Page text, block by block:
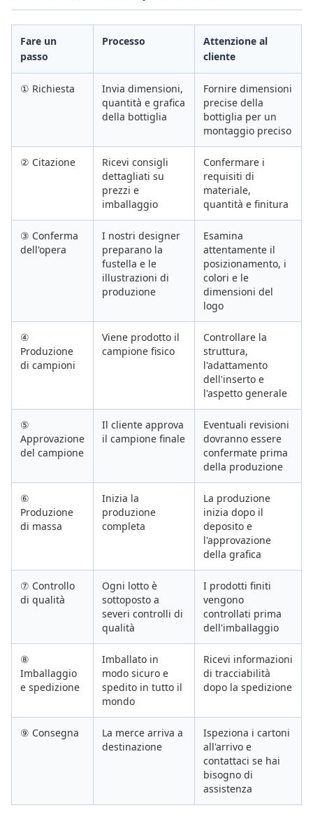
Fare un
passo
Processo
Attenzione al
cliente
① Richiesta
Invia dimensioni,
quantità e grafica
della bottiglia
Fornire dimensioni
precise della
bottiglia per un
montaggio preciso
② Citazione
Ricevi consigli
dettagliati su
prezzi e
imballaggio
Confermare i
requisiti di
materiale,
quantità e finitura
③ Conferma
dell'opera
I nostri designer
preparano la
fustella e le
illustrazioni di
produzione
Esamina
attentamente il
posizionamento, i
colori e le
dimensioni del
logo
④
Produzione
di campioni
Viene prodotto il
campione fisico
Controllare la
struttura,
l'adattamento
dell'inserto e
l'aspetto generale
⑤
Approvazione
del campione
Il cliente approva
il campione finale
Eventuali revisioni
dovranno essere
confermate prima
della produzione
⑥
Produzione
di massa
Inizia la
produzione
completa
La produzione
inizia dopo il
deposito e
l'approvazione
della grafica
⑦ Controllo
di qualità
Ogni lotto è
sottoposto a
severi controlli di
qualità
I prodotti finiti
vengono
controllati prima
dell'imballaggio
⑧
Imballaggio
e spedizione
Imballato in
modo sicuro e
spedito in tutto il
mondo
Ricevi informazioni
di tracciabilità
dopo la spedizione
⑨ Consegna
La merce arriva a
destinazione
Ispeziona i cartoni
all'arrivo e
contattaci se hai
bisogno di
assistenza